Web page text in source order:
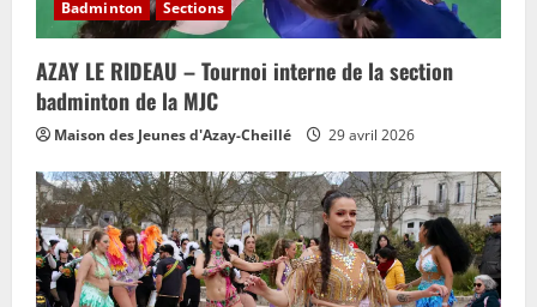
Badminton Sections
AZAY LE RIDEAU – Tournoi interne de la section
badminton de la MJC
Maison des Jeunes d'Azay-Cheillé 29 avril 2026